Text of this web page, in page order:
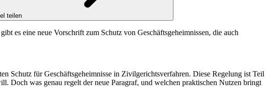
teilen
es eine neue Vorschrift zum Schutz von Geschäftsgeheimnissen, die auch
Schutz für Geschäftsgeheimnisse in Zivilgerichtsverfahren. Diese Regelung ist Teil
Doch was genau regelt der neue Paragraf, und welchen praktischen Nutzen bringt